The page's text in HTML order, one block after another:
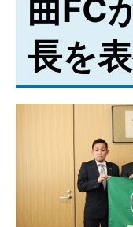
曲FC
長を